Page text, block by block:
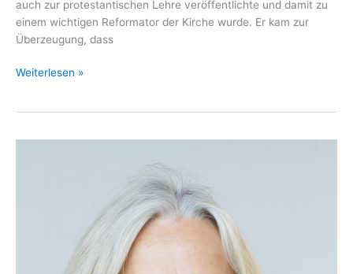
auch zur protestantischen Lehre veröffentlichte und damit zu
einem wichtigen Reformator der Kirche wurde. Er kam zur
Überzeugung, dass
Die
Schlesien
Weiterlesen »